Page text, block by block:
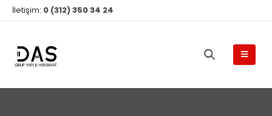
İletişim: 0 (312) 350 34 24